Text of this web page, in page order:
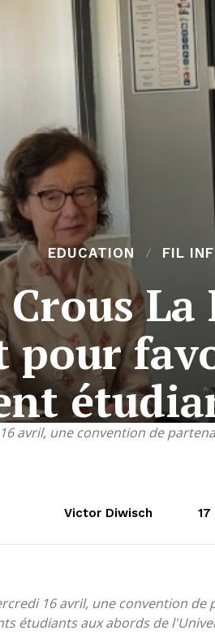
avril, une convention de
EDUCATION FIL
pour
Victor Diwisch
16 avril, une convention
étudiants aux abords de